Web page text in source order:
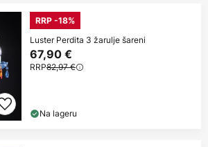
RRP -18%
Luster Perdita 3 žarulje šareni
67,90 €
RRP82,97 €
Na lageru